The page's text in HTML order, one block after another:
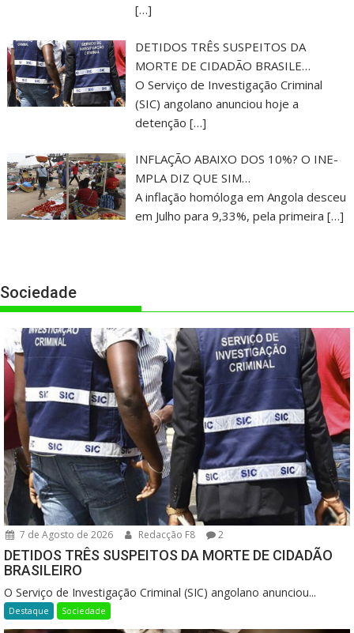
[…]
DETIDOS TRÊS SUSPEITOS DA
MORTE DE CIDADÃO BRASILE…
O Serviço de Investigação Criminal
(SIC) angolano anunciou hoje a
detenção […]
INFLAÇÃO ABAIXO DOS 10%? O INE-
MPLA DIZ QUE SIM…
A inflação homóloga em Angola desceu
em Julho para 9,33%, pela primeira […]
Sociedade
7 de Agosto de 2026 Redacção F8 2
DETIDOS TRÊS SUSPEITOS DA MORTE DE CIDADÃO
BRASILEIRO
O Serviço de Investigação Criminal (SIC) angolano anunciou...
Destaque Sociedade